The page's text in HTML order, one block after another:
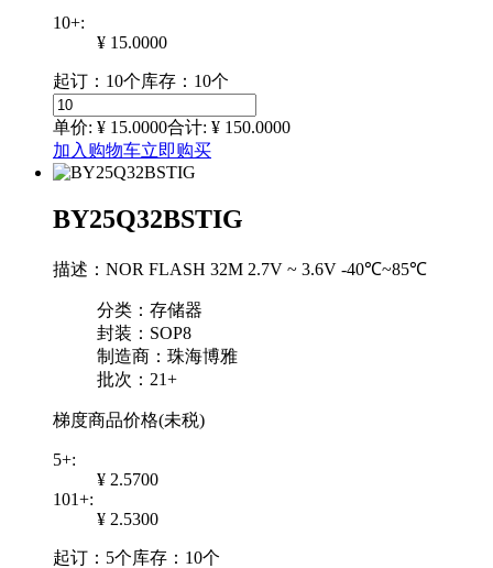
10+:
¥ 15.0000
起订：10个库存：10个
单价: ¥ 15.0000合计: ¥ 150.0000
加入购物车立即购买
BY25Q32BSTIG
描述：NOR FLASH 32M 2.7V ~ 3.6V -40℃~85℃
分类：存储器
封装：SOP8
制造商：珠海博雅
批次：21+
梯度商品价格(未税)
5+:
¥ 2.5700
101+:
¥ 2.5300
起订：5个库存：10个